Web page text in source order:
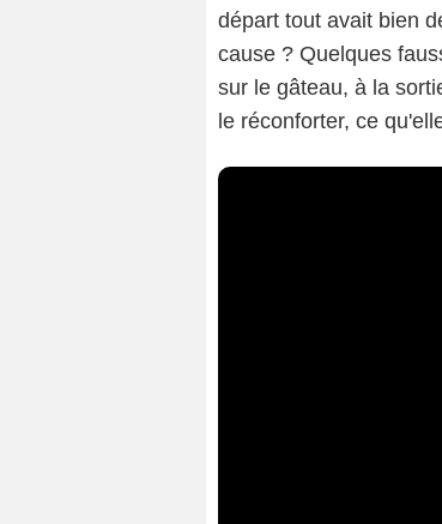
départ tout avait bien
cause ? Quelques
sur le gâteau, à la
le réconforter, ce